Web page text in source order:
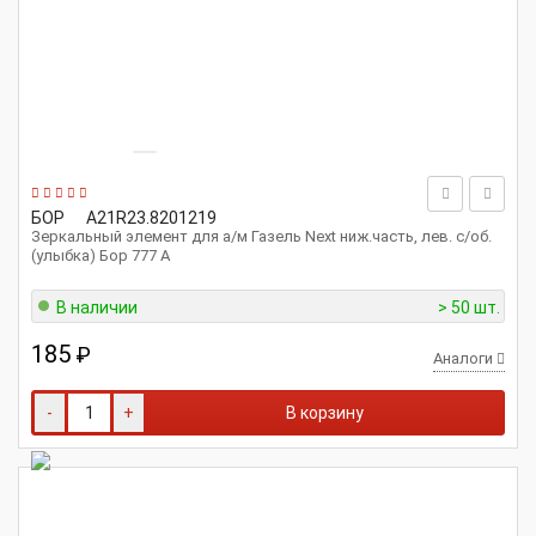
БОР A21R23.8201219
Зеркальный элемент для а/м Газель Next ниж.часть, лев. с/об.
(улыбка) Бор 777 А
В наличии > 50 шт.
185 ₽ Аналоги
- + В корзину